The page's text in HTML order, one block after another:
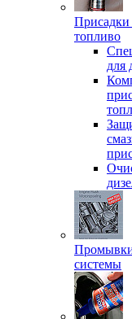
Присадки
топливо
для
системы